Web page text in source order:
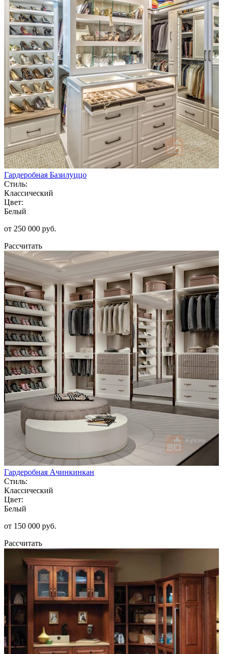
Гардеробная Базилуццо
Стиль:
Классический
Цвет:
Белый
от 250 000 руб.
Рассчитать
Гардеробная Ачинкинкан
Стиль:
Классический
Цвет:
Белый
от 150 000 руб.
Рассчитать